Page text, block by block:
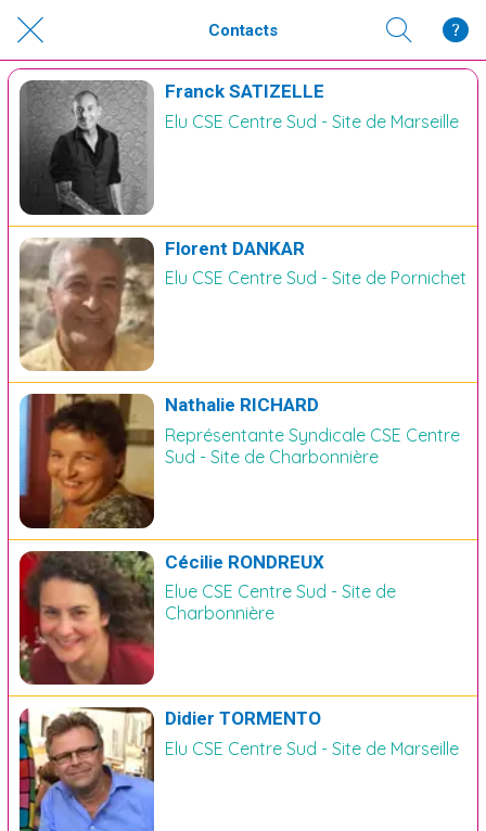
Contacts
Franck SATIZELLE
Elu CSE Centre Sud - Site de Marseille
Florent DANKAR
Elu CSE Centre Sud - Site de Pornichet
Nathalie RICHARD
Représentante Syndicale CSE Centre
Sud - Site de Charbonnière
Cécilie RONDREUX
Elue CSE Centre Sud - Site de
Charbonnière
Didier TORMENTO
Elu CSE Centre Sud - Site de Marseille